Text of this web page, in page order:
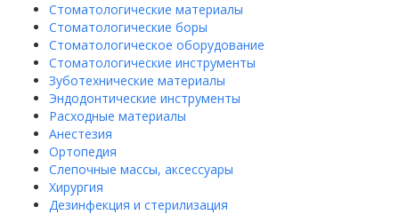
Стоматологические материалы
Стоматологические боры
Стоматологическое оборудование
Стоматологические инструменты
Зуботехнические материалы
Эндодонтические инструменты
Расходные материалы
Анестезия
Ортопедия
Слепочные массы, аксессуары
Хирургия
Дезинфекция и стерилизация